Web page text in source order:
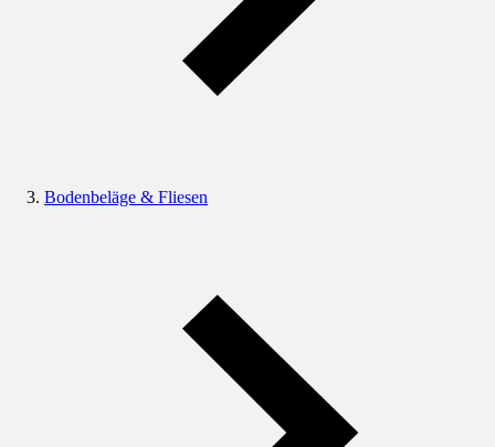
Bodenbeläge & Fliesen